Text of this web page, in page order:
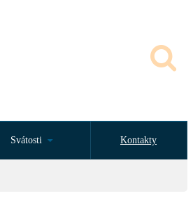
Svátosti Kontakty